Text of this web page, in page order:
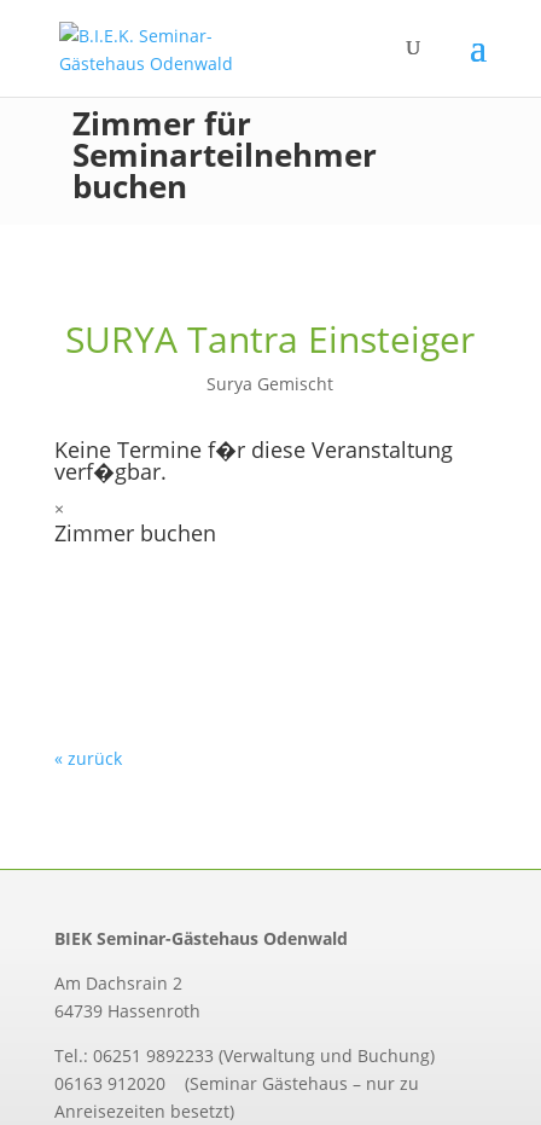
Zimmer für
Seminarteilnehmer
buchen
SURYA Tantra Einsteiger
Surya Gemischt
Keine Termine f�r diese Veranstaltung
verf�gbar.
×
Zimmer buchen
« zurück
BIEK Seminar-Gästehaus Odenwald
Am Dachsrain 2
64739 Hassenroth
Tel.: 06251 9892233 (Verwaltung und Buchung)
06163 912020 (Seminar Gästehaus – nur zu
Anreisezeiten besetzt)